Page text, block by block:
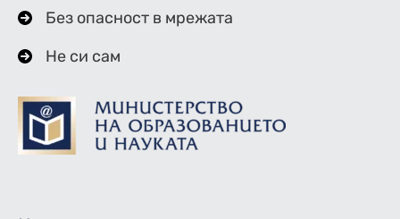
Без опасност в мрежата
Не си сам